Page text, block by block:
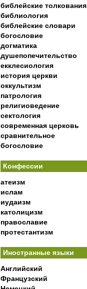
библейские толкования
библиология
библейские словари
богословие
догматика
душепопечительство
екклесиология
история церкви
оккультизм
патрология
религиоведение
сектология
современная церковь
сравнительное
богословие
Конфессии
атеизм
ислам
иудаизм
католицизм
православие
протестантизм
Иностранные языки
Английский
Французский